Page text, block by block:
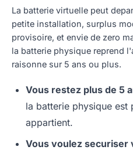
La batterie virtuelle peut
petite installation, surplus
provisoire, et envie de zero
la batterie physique reprend
raisonne sur 5 ans ou plus.
Vous restez plus de 5
la batterie physique est
appartient.
Vous voulez securiser